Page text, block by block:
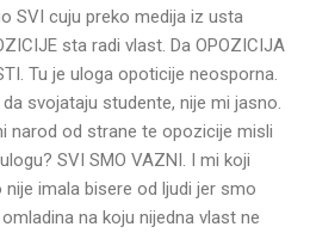
SVI cuju preko medija iz usta
sta radi vlast. Da OPOZICIJA
Tu je uloga opoticije neosporna.
svojataju studente, nije mi jasno.
narod od strane te opozicije misli
SVI SMO VAZNI. I mi koji
imala bisere od ljudi jer smo
na koju nijedna vlast ne